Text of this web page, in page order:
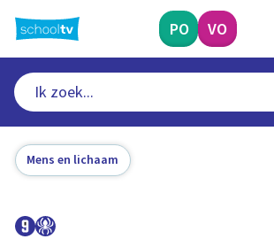
naar
hoofdinhoud
PO VO
Mens en lichaam